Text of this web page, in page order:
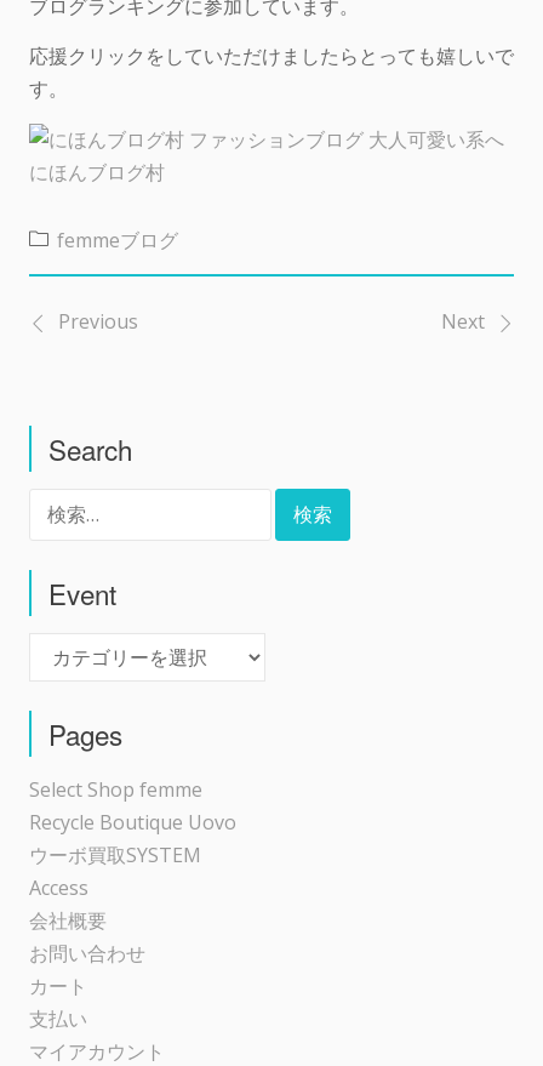
ブログランキングに参加しています。
応援クリックをしていただけましたらとっても嬉しいで
す。
にほんブログ村
femmeブログ
投
ナ
ビ
ゲ
ー
シ
ョ
ン
Previous Next
Search
Event
Pages
Select Shop femme
Recycle Boutique Uovo
ウーボ買取SYSTEM
Access
会社概要
お問い合わせ
カート
支払い
マイアカウント